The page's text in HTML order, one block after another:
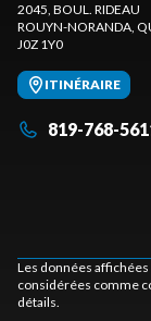
2045, BOUL. RIDEAU
ROUYN-NORANDA,
J0Z 1Y0
ITINÉRAIRE
819-768-
Les données
considérées comme
détails.